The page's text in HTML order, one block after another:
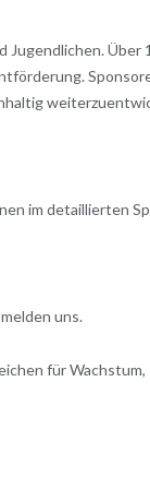
Jugendlichen. Über
im detaillierten
uns.
für